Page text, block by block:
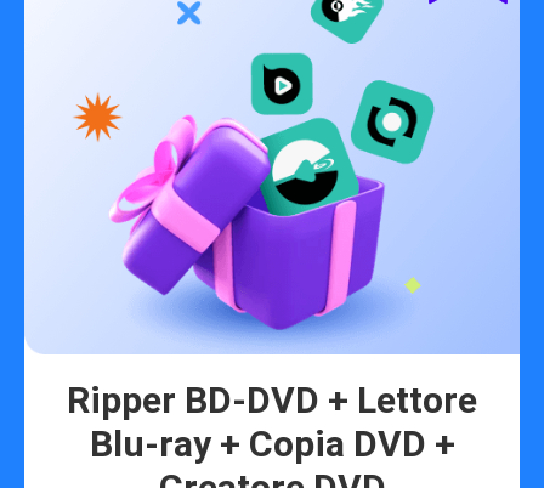
Ripper BD-DVD + Lettore
Blu-ray + Copia DVD +